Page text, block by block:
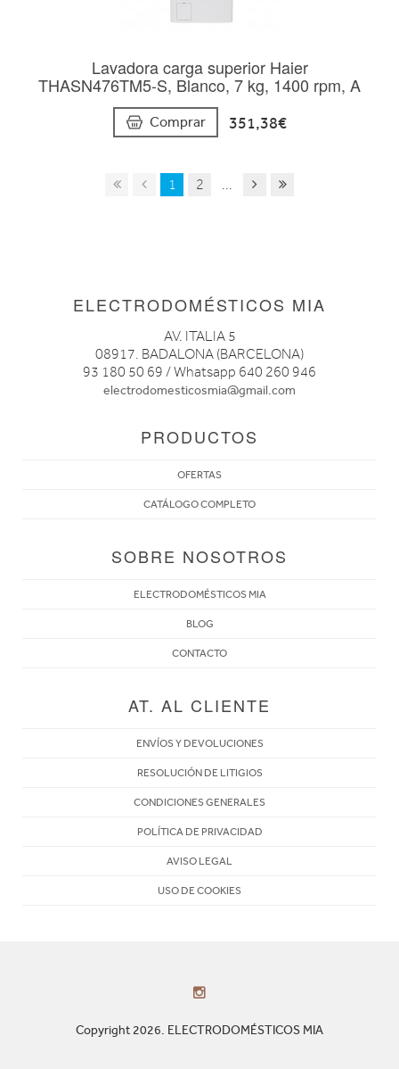
Lavadora carga superior Haier
THASN476TM5-S, Blanco, 7 kg, 1400 rpm, A
Comprar 351,38€
1 2 ...
ELECTRODOMÉSTICOS MIA
AV. ITALIA 5
08917. BADALONA (BARCELONA)
93 180 50 69 / Whatsapp 640 260 946
electrodomesticosmia@gmail.com
PRODUCTOS
OFERTAS
CATÁLOGO COMPLETO
SOBRE NOSOTROS
ELECTRODOMÉSTICOS MIA
BLOG
CONTACTO
AT. AL CLIENTE
ENVÍOS Y DEVOLUCIONES
RESOLUCIÓN DE LITIGIOS
CONDICIONES GENERALES
POLÍTICA DE PRIVACIDAD
AVISO LEGAL
USO DE COOKIES
Copyright 2026. ELECTRODOMÉSTICOS MIA